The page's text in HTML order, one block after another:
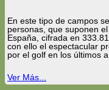
En este tipo de campos
personas, que suponen
España, cifrada en
con ello el espectacular
por el golf en los últimos
Ver Más...